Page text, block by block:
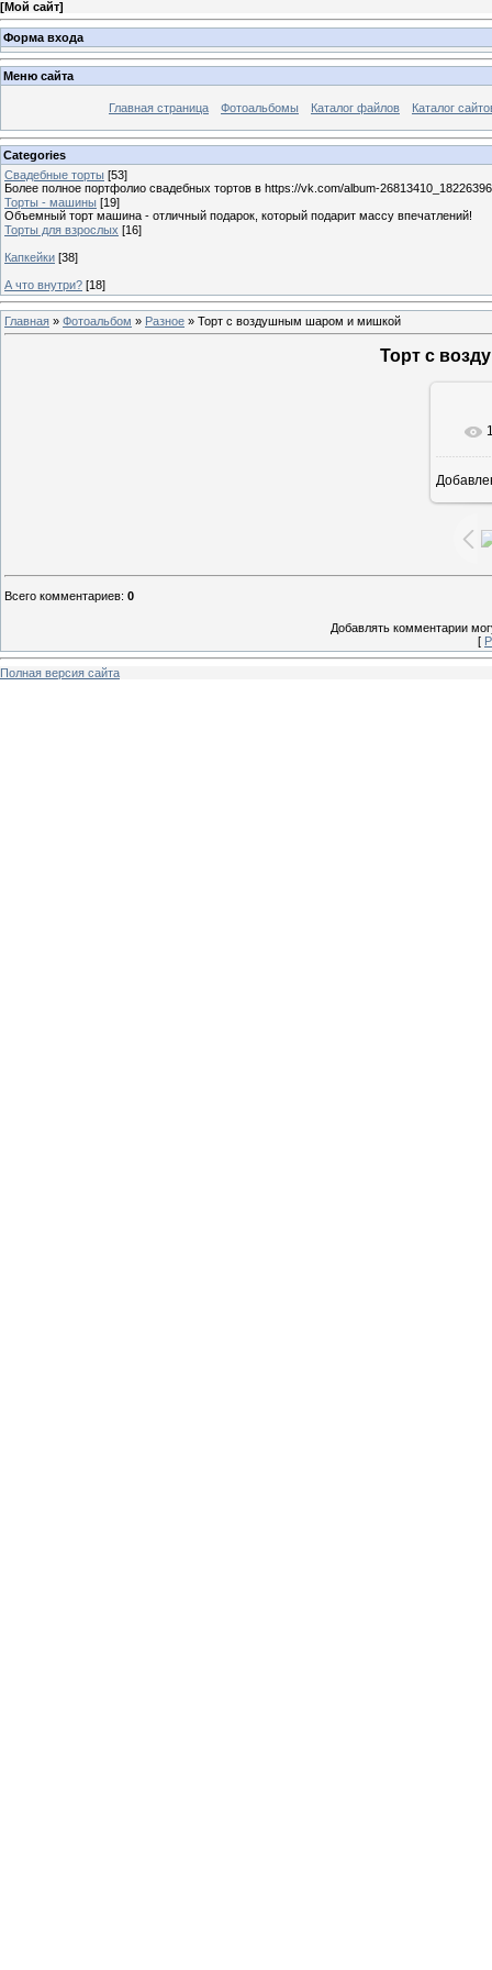
[Мой сайт]
Форма входа
Меню сайта
Главная страница Фотоальбомы Каталог файлов Каталог
Categories
Свадебные торты [53]
Более полное портфолио свадебных тортов в https://vk.com/album-
Торты - машины [19]
Объемный торт машина - отличный подарок, который подарит массу впечатлений!
Торты для взрослых [16]
Капкейки [38]
А что внутри? [18]
Главная » Фотоальбом » Разное » Торт с воздушным шаром и мишкой
Торт с
Всего комментариев: 0
Добавлять комментарии
[
Полная версия сайта